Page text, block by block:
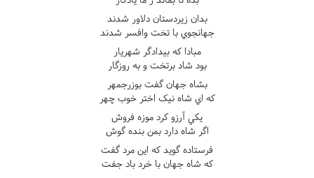
بدان زيردستان دلاور شدند
جهانجوي با تخت وافسر شدند
مبادا که بيدادگر شهريار
بود شاد برتخت و به روزگار
بشاه جهان گفت بوزرجمهر
که اي شاه نيک اختر خوب چهر
يکي آرزو کرد موزه فروش
اگر شاه دارد بمن بنده گوش
فرستاده گويد که اين مرد گفت
که شاه جهان با خرد باد جفت